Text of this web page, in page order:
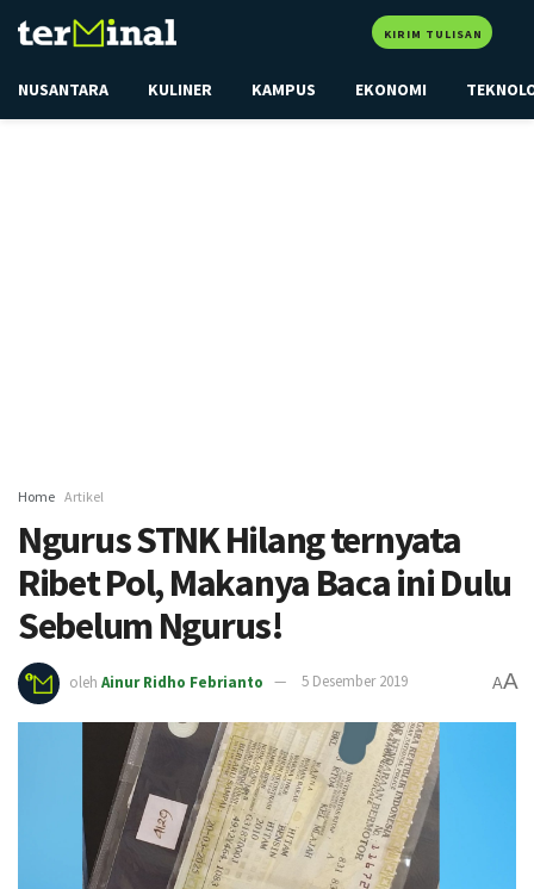
KIRIM TULISAN
NUSANTARA KULINER KAMPUS EKONOMI
Home Artikel
Ngurus STNK Hilang ternyata
Ribet Pol, Makanya Baca ini Dulu
Sebelum Ngurus!
oleh Ainur Ridho Febrianto 5 Desember 2019 AA